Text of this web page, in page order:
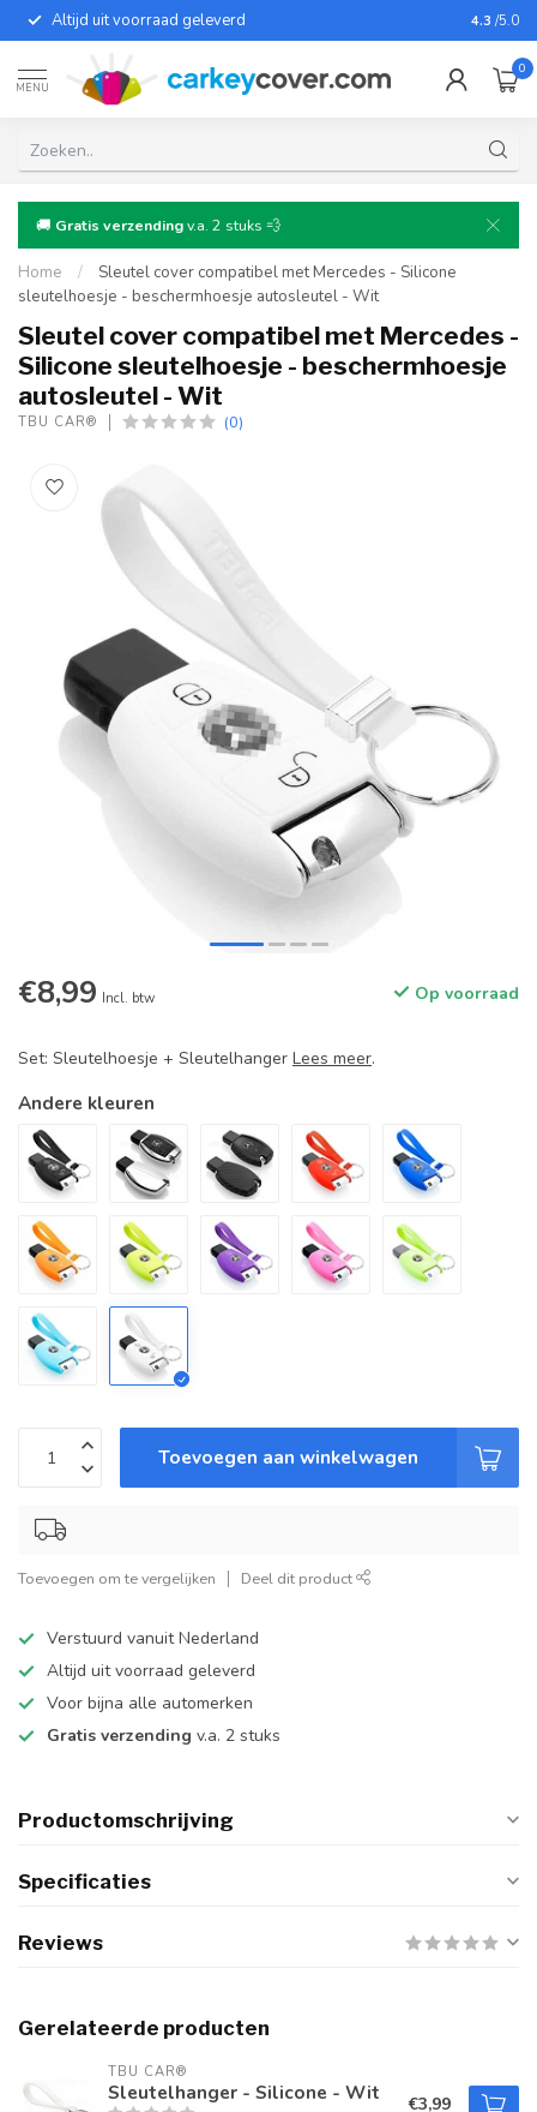
Altijd uit voorraad geleverd Voor
4.3 /5.0
MENU
0
🚚 Gratis verzendingv.a. 2 stuks 💨
Home /
Sleutel cover compatibel met Mercedes - Silicone
sleutelhoesje - beschermhoesje autosleutel - Wit
Sleutel cover compatibel met Mercedes -
Silicone sleutelhoesje - beschermhoesje
autosleutel - Wit
TBU CAR® (0)
€8,99 Incl. btw Op voorraad
Set: Sleutelhoesje + Sleutelhanger Lees meer.
Andere kleuren
Toevoegen aan winkelwagen
Toevoegen om te vergelijken Deel dit product
Verstuurd vanuit Nederland
Altijd uit voorraad geleverd
Voor bijna alle automerken
Gratis verzending v.a. 2 stuks
Productomschrijving
Specificaties
Reviews
Gerelateerde producten
TBU CAR®
Sleutelhanger - Silicone - Wit €3,99